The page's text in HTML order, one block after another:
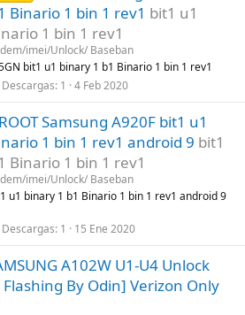
Binario 1 bin 1 rev1 bit1 u1
1 bin 1 rev1
imei/Unlock/ Baseban
bit1 u1 binary 1 b1 Binario 1 bin 1 rev1
Descargas 1 4 Feb 2020
ROOT Samsung A920F bit1 u1
1 bin 1 rev1 android 9 bit1
Binario 1 bin 1 rev1
imei/Unlock/ Baseban
u1 binary 1 b1 Binario 1 bin 1 rev1 android 9
Descargas 1 15 Ene 2020
A102W U1-U4 Unlock
By Odin] Verizon Only